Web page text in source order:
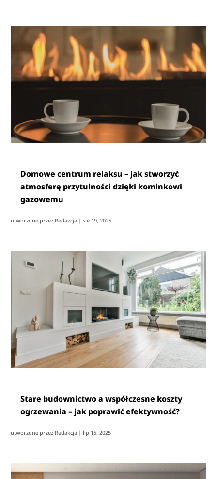
Domowe centrum relaksu – jak stworzyć
atmosferę przytulności dzięki kominkowi
gazowemu
utworzone przez Redakcja |sie 19, 2025
Stare budownictwo a współczesne koszty
ogrzewania – jak poprawić efektywność?
utworzone przez Redakcja | lip 15, 2025